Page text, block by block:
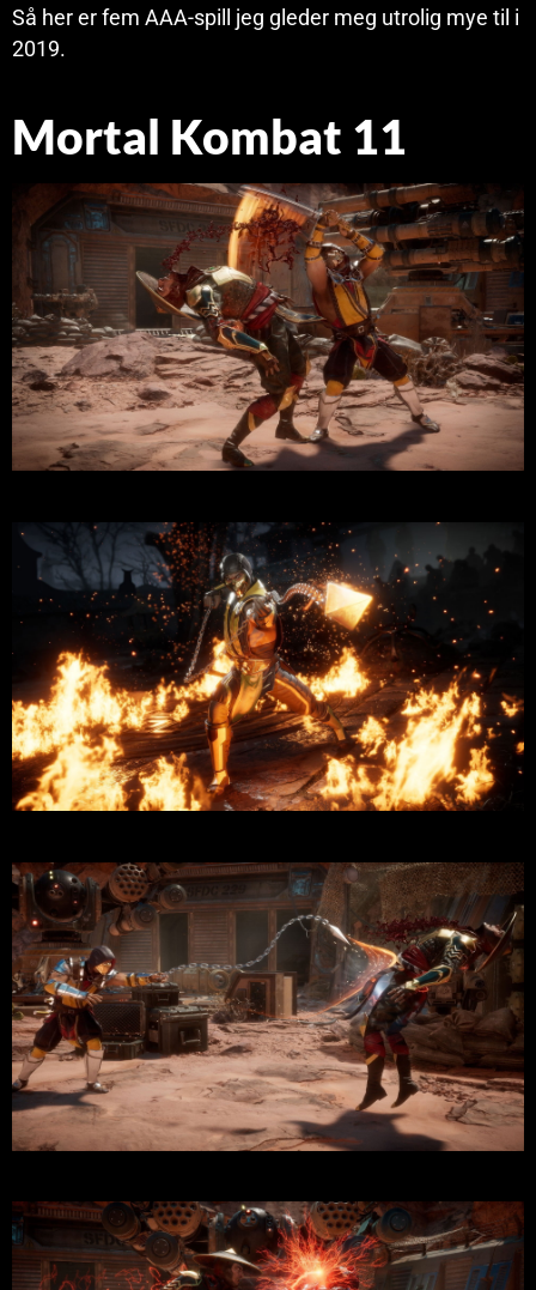
Så her er fem AAA-spill jeg gleder meg utrolig mye til i
2019.
Mortal Kombat 11